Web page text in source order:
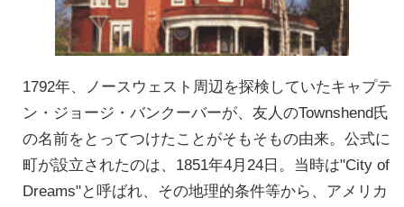
1792年、ノースウェスト周辺を探検していたキャプテ
ン・ジョージ・バンクーバーが、友人のTownshend氏
の名前をとってつけたことがそもそもの由来。公式に
町が設立されたのは、1851年4月24日。当時は"City of
Dreams"と呼ばれ、その地理的条件等から、アメリカ